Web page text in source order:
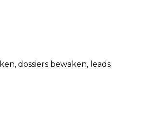
dossiers bewaken, leads